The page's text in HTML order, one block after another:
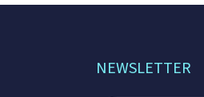
NEWSLETTER